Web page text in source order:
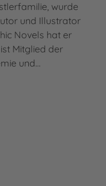
wurde
und Illustrator
Novels hat er
Mitglied der
und…